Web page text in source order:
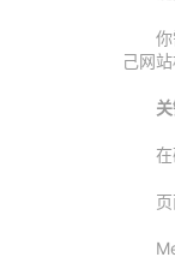
己网